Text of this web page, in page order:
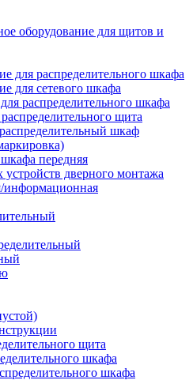
оборудование для щитов и
для распределительного шкафа
для сетевого шкафа
распределительного шкафа
щита
шкаф
передняя
устройств дверного монтажа
информационная
щита
шкафа
шкафа